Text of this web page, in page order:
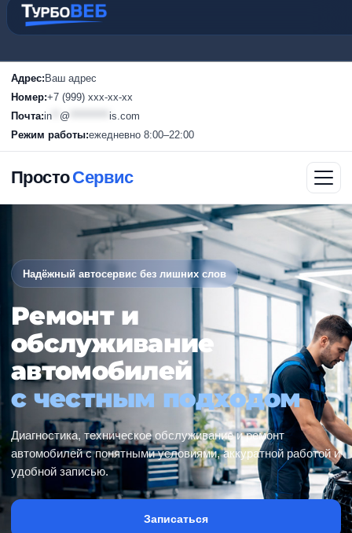
Адрес: Ваш адрес
Номер:+7 (999) ххх-хх-хх
Почта:in @
is.com
Режим работы:ежедневно 8:00–22:00
ПростоСервис
Надёжный автосервис без лишних слов
Ремонт и
обслуживание
автомобилей
с честным подходом
Диагностика, техническое обслуживание и ремонт
автомобилей с понятными условиями, аккуратной работой и
удобной записью.
Записаться